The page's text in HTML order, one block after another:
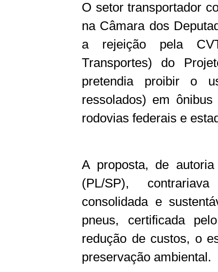
O setor transportador
na Câmara dos
a rejeição pela
Transportes) do
pretendia proibir o
ressolados) em
rodovias federais e
A proposta, de
(PL/SP),
consolidada e
pneus, certificada
redução de custos, o
preservação ambiental.